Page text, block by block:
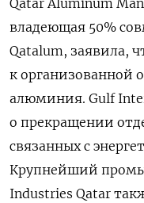
Qatar Aluminum
владеющая 50%
Qatalum, заявила,
к организованной
алюминия. Gulf
о прекращении
связанных с
Крупнейший
Industries Qatar